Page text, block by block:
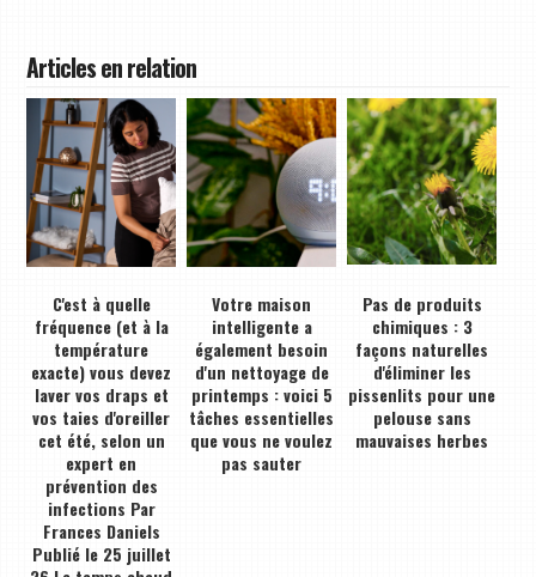
Articles en relation
C'est à quelle
fréquence (et à la
température
exacte) vous devez
laver vos draps et
vos taies d'oreiller
cet été, selon un
expert en
prévention des
infections Par
Frances Daniels
Publié le 25 juillet
Votre maison
intelligente a
également besoin
d'un nettoyage de
printemps : voici 5
tâches essentielles
que vous ne voulez
pas sauter
Pas de produits
chimiques : 3
façons naturelles
d'éliminer les
pissenlits pour une
pelouse sans
mauvaises herbes